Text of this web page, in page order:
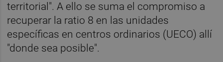
territorial". A ello se suma el compromiso a
recuperar la ratio 8 en las unidades
específicas en centros ordinarios (UECO) allí
"donde sea posible".